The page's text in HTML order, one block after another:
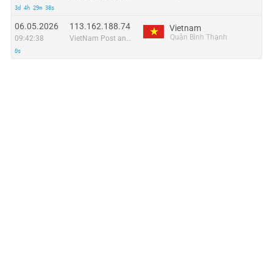
3d 4h 29m 38s
06.05.2026
09:42:38
0s
113.162.188.74
VietNam Post and Telecom Corporation
Vietnam
Quận Bình Thạnh